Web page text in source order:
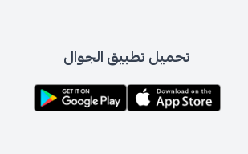
تحميل تطبيق الجوال